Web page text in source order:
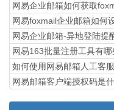
网易企业邮箱如何获取
网易foxmail企业邮箱如何
网易企业邮箱-异地登陆提
网易163批量注册工具有哪
如何使用网易邮箱人工客服
网易邮箱客户端授权码是